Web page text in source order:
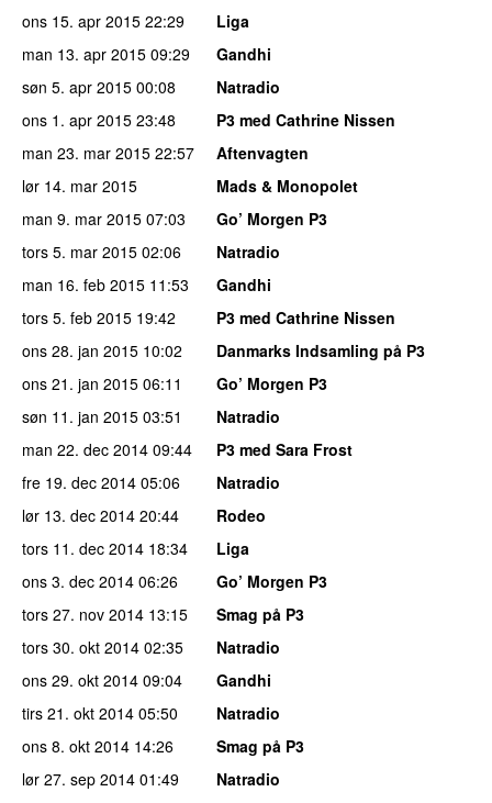
ons 15. apr 2015 22:29
Liga
man 13. apr 2015 09:29
Gandhi
søn 5. apr 2015 00:08
Natradio
ons 1. apr 2015 23:48
P3 med Cathrine Nissen
man 23. mar 2015 22:57
Aftenvagten
lør 14. mar 2015
Mads & Monopolet
man 9. mar 2015 07:03
Go’ Morgen P3
tors 5. mar 2015 02:06
Natradio
man 16. feb 2015 11:53
Gandhi
tors 5. feb 2015 19:42
P3 med Cathrine Nissen
ons 28. jan 2015 10:02
Danmarks Indsamling på P3
ons 21. jan 2015 06:11
Go’ Morgen P3
søn 11. jan 2015 03:51
Natradio
man 22. dec 2014 09:44
P3 med Sara Frost
fre 19. dec 2014 05:06
Natradio
lør 13. dec 2014 20:44
Rodeo
tors 11. dec 2014 18:34
Liga
ons 3. dec 2014 06:26
Go’ Morgen P3
tors 27. nov 2014 13:15
Smag på P3
tors 30. okt 2014 02:35
Natradio
ons 29. okt 2014 09:04
Gandhi
tirs 21. okt 2014 05:50
Natradio
ons 8. okt 2014 14:26
Smag på P3
lør 27. sep 2014 01:49
Natradio